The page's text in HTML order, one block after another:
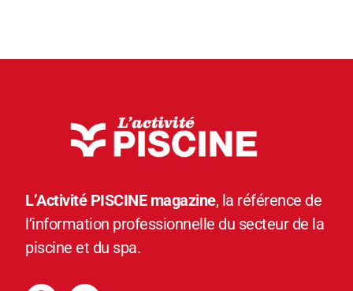
L’Activité PISCINE magazine, la référence de
l’information professionnelle du secteur de la
piscine et du spa.